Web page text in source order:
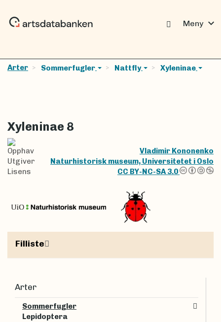
Meny expand_more
Arter Sommerfugler Nattfly Xyleninae
Xyleninae 8
Opphav
Vladimir Kononenko
Utgiver
Naturhistorisk museum, Universitetet i Oslo
Lisens
CC BY-NC-SA 3.0
Filliste
Arter
Sommerfugler
Lepidoptera